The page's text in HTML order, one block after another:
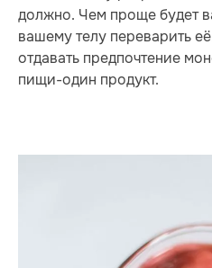
должно. Чем проще будет
вашему телу переварить
отдавать предпочтение
пищи-один продукт.